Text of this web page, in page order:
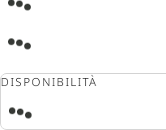
DISPONIBILITÀ